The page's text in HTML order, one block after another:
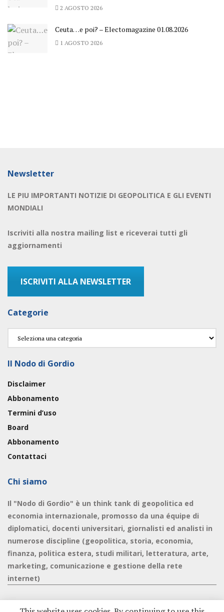
2 AGOSTO 2026
Ceuta…e poi? – Electomagazine 01.08.2026
1 AGOSTO 2026
Newsletter
LE PIU IMPORTANTI NOTIZIE DI GEOPOLITICA E GLI EVENTI
MONDIALI
Iscriviti alla nostra mailing list e riceverai tutti gli
aggiornamenti
ISCRIVITI ALLA NEWSLETTER
Categorie
Categorie
Il Nodo di Gordio
Disclaimer
Abbonamento
Termini d’uso
Board
Abbonamento
Contattaci
Chi siamo
Il "Nodo di Gordio" è un think tank di geopolitica ed
economia internazionale, promosso da una équipe di
diplomatici, docenti universitari, giornalisti ed analisti in
numerose discipline (geopolitica, storia, economia,
finanza, politica estera, studi militari, letteratura, arte,
marketing, comunicazione e gestione della rete
internet)